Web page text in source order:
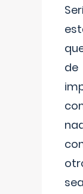
de